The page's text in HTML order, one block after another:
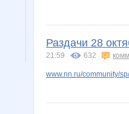
NataliaShap
Раздачи 28
21:59 632
www.nn.ru/community/